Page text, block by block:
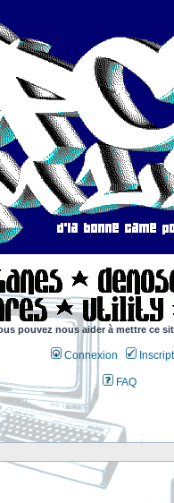
pouvez nous aider à mettre ce
Connexion
FAQ